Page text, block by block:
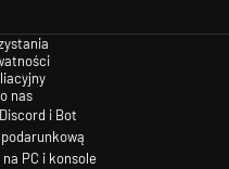
nas
i Bot
PC i konsole